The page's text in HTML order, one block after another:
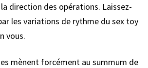
direction des opérations. Laissez-
les variations de rythme du sex toy
vous.
mènent forcément au summum de